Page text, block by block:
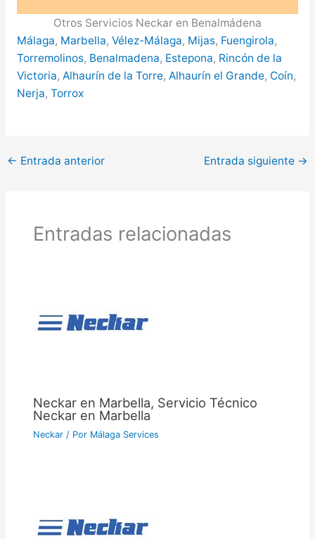
Otros Servicios Neckar en Benalmádena
Málaga, Marbella, Vélez-Málaga, Mijas, Fuengirola,
Torremolinos, Benalmadena, Estepona, Rincón de la
Victoria, Alhaurín de la Torre, Alhaurín el Grande, Coín,
Nerja, Torrox
← Entrada anterior Entrada siguiente →
Entradas relacionadas
Neckar en Marbella, Servicio Técnico
Neckar en Marbella
Neckar / Por Málaga Services